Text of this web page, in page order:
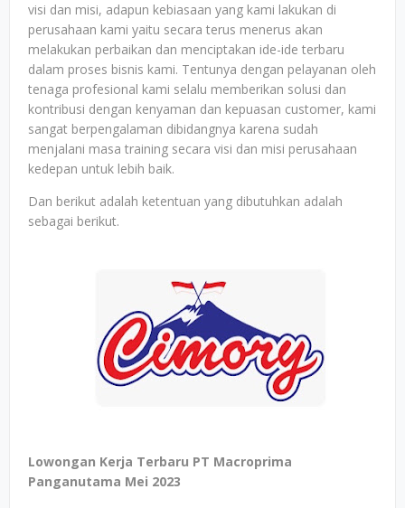
visi dan misi, adapun kebiasaan yang kami lakukan di
perusahaan kami yaitu secara terus menerus akan
melakukan perbaikan dan menciptakan ide-ide terbaru
dalam proses bisnis kami. Tentunya dengan pelayanan oleh
tenaga profesional kami selalu memberikan solusi dan
kontribusi dengan kenyaman dan kepuasan customer, kami
sangat berpengalaman dibidangnya karena sudah
menjalani masa training secara visi dan misi perusahaan
kedepan untuk lebih baik.
Dan berikut adalah ketentuan yang dibutuhkan adalah
sebagai berikut.
Lowongan Kerja Terbaru PT Macroprima
Panganutama Mei 2023